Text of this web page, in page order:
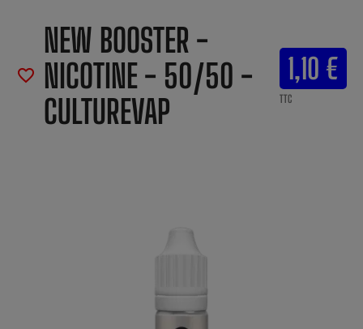
favorite_border
NEW BOOSTER -
NICOTINE - 50/50 -
CULTUREVAP
1,10 €
TTC